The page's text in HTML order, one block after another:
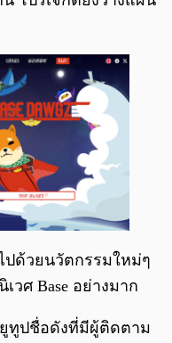
ปด้วยนวัตกรรมใหม่ๆ
วศ Base อย่างมาก
ยูทูปชื่อดังที่มีผู้ติดตาม